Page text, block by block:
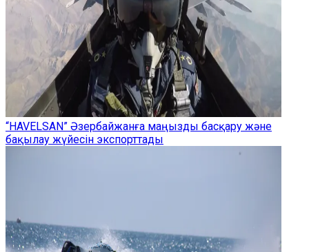
“HAVELSAN” Әзербайжанға маңызды басқару және
бақылау жүйесін экспорттады